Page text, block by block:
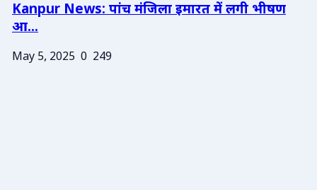
Kanpur News: पांच मंजिला इमारत में लगी भीषण
आ...
May 5, 2025 0 249